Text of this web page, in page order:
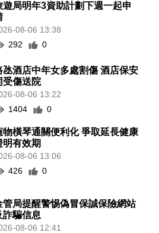
遊局明年3資助計劃下週一起申
08-06 13:38
292
0
氹酒店中年女多處割傷 酒店保安
受傷送院
08-06 13:22
1404
0
物橫琴通關便利化 爭取延長健康
明有效期
08-06 13:06
426
0
管局提醒警惕偽冒保誠保險網站
詐騙信息
08-06 12:41